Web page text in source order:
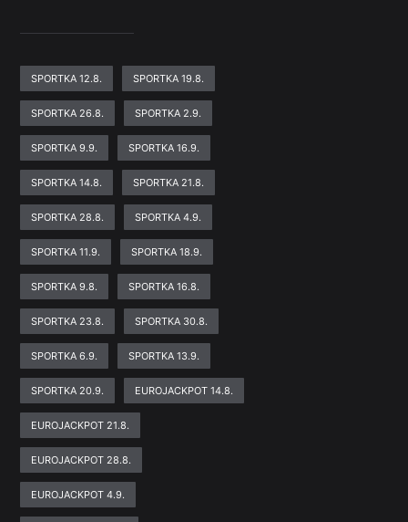
SPORTKA 12.8. SPORTKA 19.8.
SPORTKA 26.8. SPORTKA 2.9.
SPORTKA 9.9. SPORTKA 16.9.
SPORTKA 14.8. SPORTKA 21.8.
SPORTKA 28.8. SPORTKA 4.9.
SPORTKA 11.9. SPORTKA 18.9.
SPORTKA 9.8. SPORTKA 16.8.
SPORTKA 23.8. SPORTKA 30.8.
SPORTKA 6.9. SPORTKA 13.9.
SPORTKA 20.9. EUROJACKPOT 14.8.
EUROJACKPOT 21.8.
EUROJACKPOT 28.8.
EUROJACKPOT 4.9.